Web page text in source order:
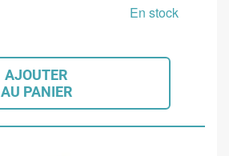
En stock
AJOUTER
AU PANIER